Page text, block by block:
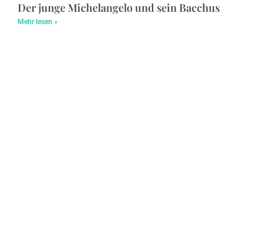
Der junge Michelangelo und sein Bacchus
Mehr lesen »